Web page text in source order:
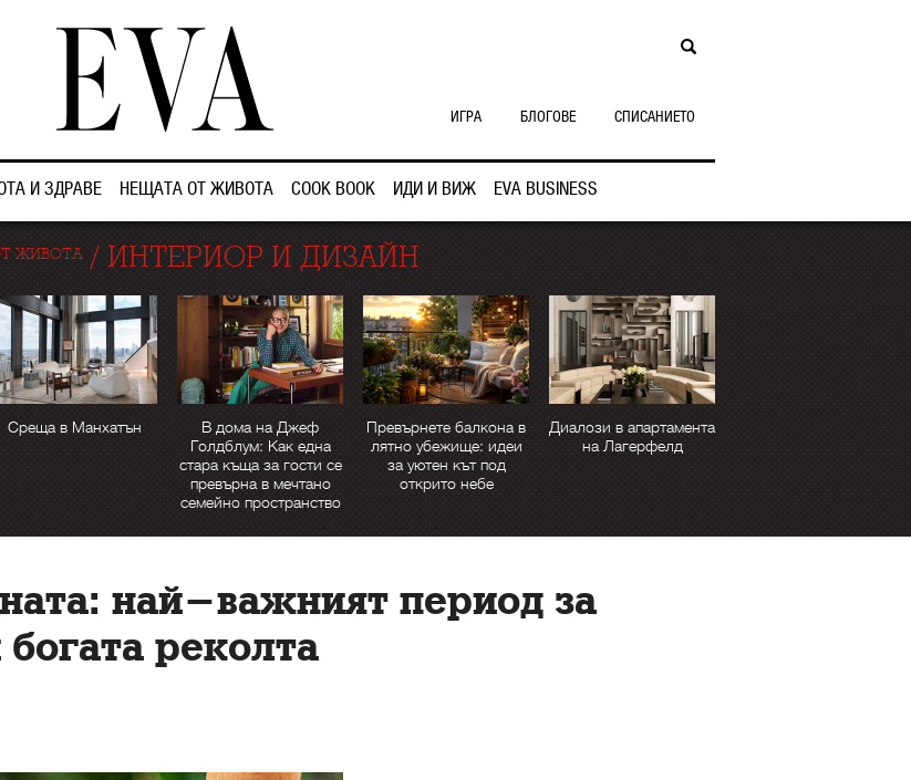
И ЗДРАВЕ НЕЩАТА ОТ ЖИВОТА COOK BOOK ИДИ И ВИЖ EVA BUSINESS
ИГРА БЛОГОВЕ СПИСАНИЕТО
ЖИВОТА/ ИНТЕРИОР И ДИЗАЙН
Среща в Манхатън
В дома на Джеф
Голдблум: Как една
стара къща за гости се
превърна в мечтано
семейно пространство
Превърнете балкона в
лятно убежище: идеи
за уютен кът под
открито небе
Диалози в апартамента
на Лагерфелд
най-важният период за
реколта